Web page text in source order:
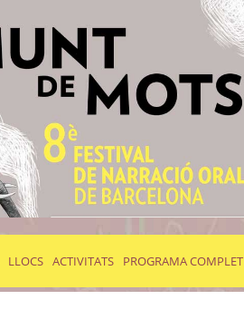
LLOCS ACTIVITATS PROGRAMA COMPLET